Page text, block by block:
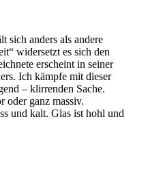
sich anders als andere
widersetzt es sich den
erscheint in seiner
Ich kämpfe mit dieser
– klirrenden Sache.
oder ganz massiv.
und kalt. Glas ist hohl und